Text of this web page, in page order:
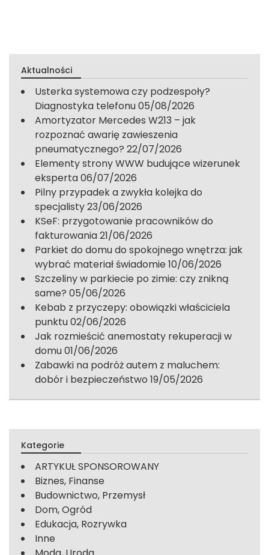
Aktualności
Usterka systemowa czy podzespoły?
Diagnostyka telefonu05/08/2026
Amortyzator Mercedes W213 – jak
rozpoznać awarię zawieszenia
pneumatycznego? 22/07/2026
Elementy strony WWW budujące wizerunek
eksperta06/07/2026
Pilny przypadek a zwykła kolejka do
specjalisty23/06/2026
KSeF: przygotowanie pracowników do
fakturowania21/06/2026
Parkiet do domu do spokojnego wnętrza: jak
wybrać materiał świadomie 10/06/2026
Szczeliny w parkiecie po zimie: czy znikną
same? 05/06/2026
Kebab z przyczepy: obowiązki właściciela
punktu02/06/2026
Jak rozmieścić anemostaty rekuperacji w
domu01/06/2026
Zabawki na podróż autem z maluchem:
dobór i bezpieczeństwo 19/05/2026
Kategorie
ARTYKUŁ SPONSOROWANY
Biznes, Finanse
Budownictwo, Przemysł
Dom, Ogród
Edukacja, Rozrywka
Inne